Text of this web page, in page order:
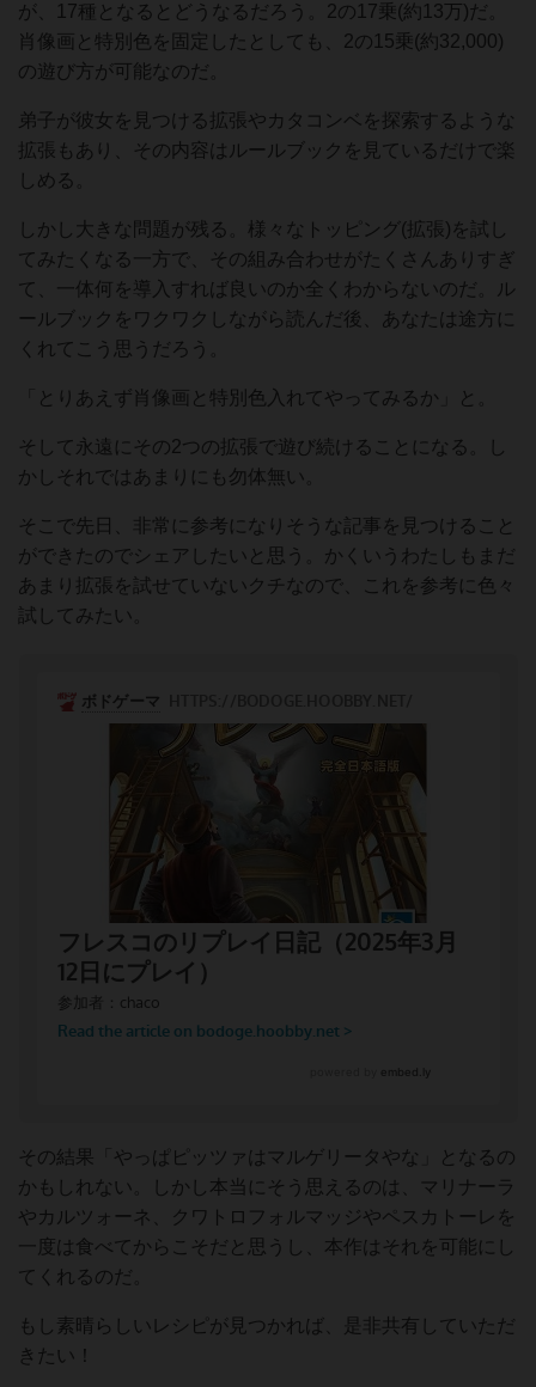
が、17種となるとどうなるだろう。2の17乗(約13万)だ。
肖像画と特別色を固定したとしても、2の15乗(約32,000)
の遊び方が可能なのだ。
弟子が彼女を見つける拡張やカタコンベを探索するような
拡張もあり、その内容はルールブックを見ているだけで楽
しめる。
しかし大きな問題が残る。様々なトッピング(拡張)を試し
てみたくなる一方で、その組み合わせがたくさんありすぎ
て、一体何を導入すれば良いのか全くわからないのだ。ル
ールブックをワクワクしながら読んだ後、あなたは途方に
くれてこう思うだろう。
「とりあえず肖像画と特別色入れてやってみるか」と。
そして永遠にその2つの拡張で遊び続けることになる。し
かしそれではあまりにも勿体無い。
そこで先日、非常に参考になりそうな記事を見つけること
ができたのでシェアしたいと思う。かくいうわたしもまだ
あまり拡張を試せていないクチなので、これを参考に色々
試してみたい。
その結果「やっぱピッツァはマルゲリータやな」となるの
かもしれない。しかし本当にそう思えるのは、マリナーラ
やカルツォーネ、クワトロフォルマッジやペスカトーレを
一度は食べてからこそだと思うし、本作はそれを可能にし
てくれるのだ。
もし素晴らしいレシピが見つかれば、是非共有していただ
きたい！